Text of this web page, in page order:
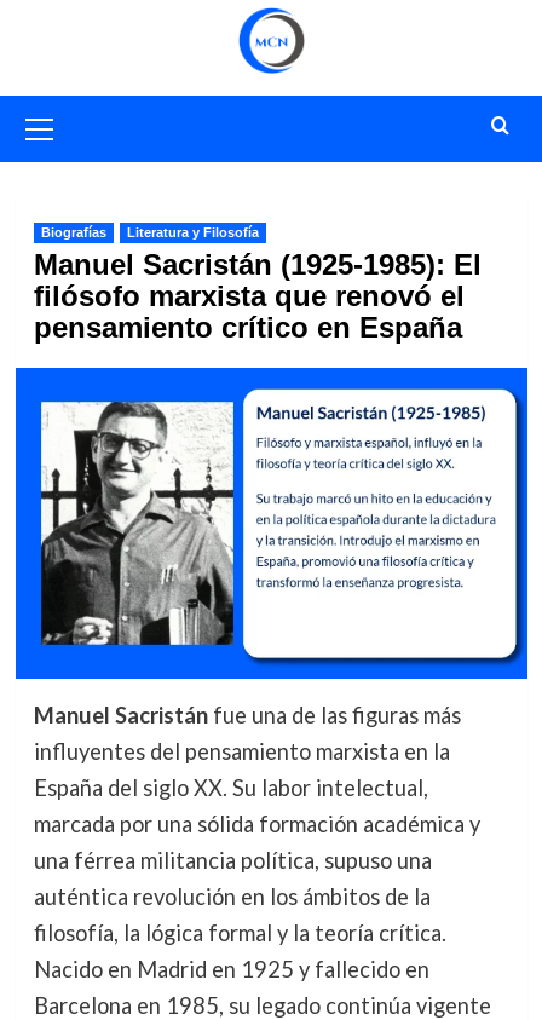
primario
Biografías Literatura y Filosofía
Manuel Sacristán (1925-1985): El
filósofo marxista que renovó el
pensamiento crítico en España
Manuel Sacristánfue una de las figuras más
influyentes del pensamiento marxista en la
España del siglo XX. Su labor intelectual,
marcada por una sólida formación académica y
una férrea militancia política, supuso una
auténtica revolución en los ámbitos de la
filosofía, la lógica formal y la teoría crítica.
Nacido en Madrid en 1925 y fallecido en
Barcelona en 1985, su legado continúa vigente